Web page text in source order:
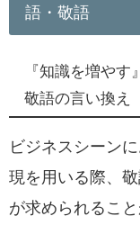
語・敬語
『知識を増や
敬語の言い換え
ビジネスシーン
現を用いる際、
が求められること